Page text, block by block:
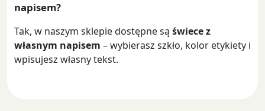
napisem?
Tak, w naszym sklepie dostępne są świece z
własnym napisem – wybierasz szkło, kolor etykiety i
wpisujesz własny tekst.